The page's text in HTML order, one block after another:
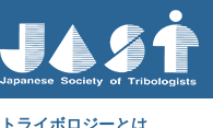
トライボロジーとは